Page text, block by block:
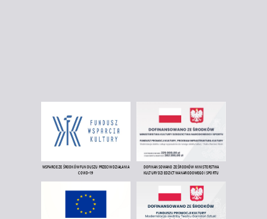
WSPARCIE ZE ŚRODKÓW FUNDUSZU PRZECIWDZIAŁANIA
COVID-19
DOFINANSOWANO ZE ŚRODKÓW MINISTERSTWA
KULTURY DZIEDZICTWA NARODOWEGO I SPORTU